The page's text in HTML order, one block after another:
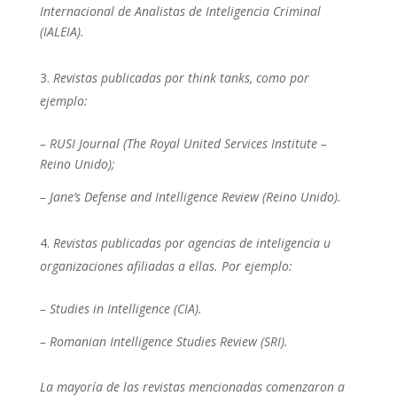
Internacional de Analistas de Inteligencia Criminal
(IALEIA).
Revistas publicadas por think tanks, como por
ejemplo:
– RUSI Journal (The Royal United Services Institute –
Reino Unido);
– Jane’s Defense and Intelligence Review(Reino Unido).
Revistas publicadas por agencias de inteligencia u
organizaciones afiliadas a ellas. Por ejemplo:
– Studies in Intelligence (CIA).
– Romanian Intelligence Studies Review(SRI).
La mayoría de las revistas mencionadas comenzaron a